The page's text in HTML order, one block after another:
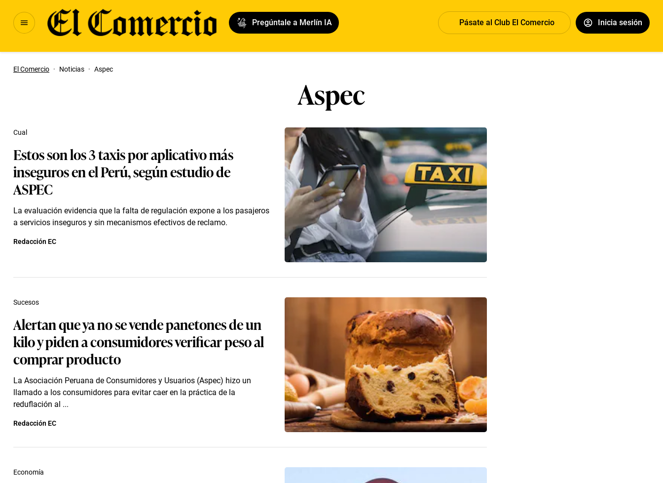
Pregúntale a Merlín IA Pásate al Club El Comercio Inicia sesión
El Comercio · Noticias · Aspec
Aspec
Estos son los 3 taxis por aplicativo más
inseguros en el Perú, según estudio de
ASPEC
La evaluación evidencia que la falta de regulación expone a los pasajeros
a servicios inseguros y sin mecanismos efectivos de reclamo.
Cual
Redacción EC
Alertan que ya no se vende panetones de un
kilo y piden a consumidores verificar peso al
comprar producto
La Asociación Peruana de Consumidores y Usuarios (Aspec) hizo un
llamado a los consumidores para evitar caer en la práctica de la
reduflación al ...
Sucesos
Redacción EC
Economía